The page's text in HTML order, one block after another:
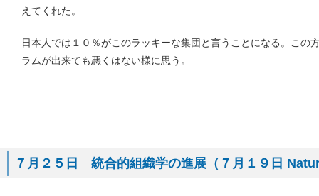
えてくれた。
日本人では１０％がこのラッキーな集団と言うことになる。この
ラムが出来ても悪くはない様に思う。
７月２５日 統合的組織学の進展（７月１９日